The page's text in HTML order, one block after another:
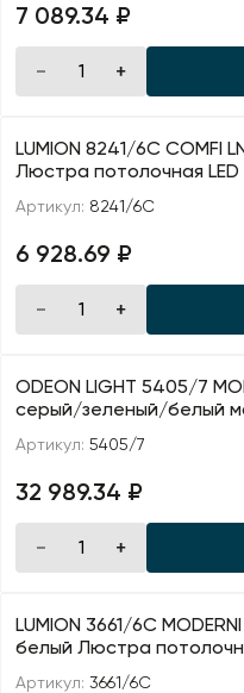
7 089.34 ₽
LUMION 8241/6C COMFI
Люстра потолочная LED
Артикул: 8241/6C
6 928.69 ₽
ODEON LIGHT 5405/7
серый/зеленый/белый
Артикул: 5405/7
32 989.34 ₽
LUMION 3661/6C
белый Люстра
Артикул: 3661/6C